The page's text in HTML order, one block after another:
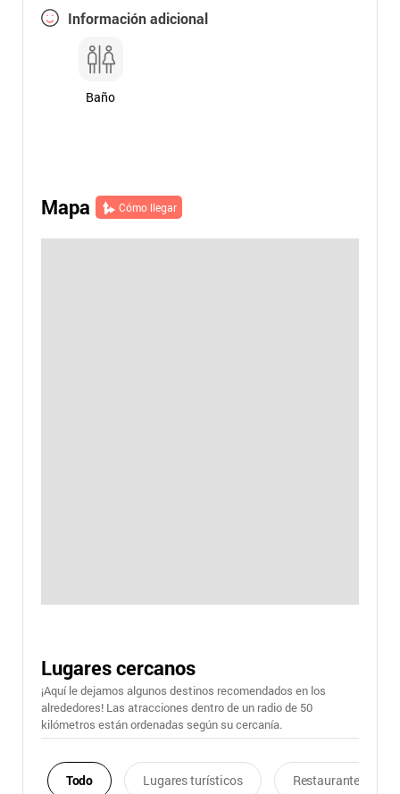
Información adicional
Baño
Mapa Cómo llegar
Lugares cercanos
¡Aquí le dejamos algunos destinos recomendados en los
alrededores! Las atracciones dentro de un radio de 50
kilómetros están ordenadas según su cercanía.
Todo Lugares turísticos Restaurantes